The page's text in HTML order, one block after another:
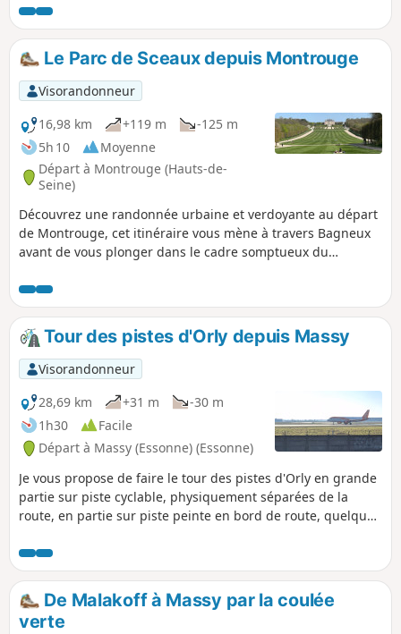
Le Parc de Sceaux depuis Montrouge
Visorandonneur
16,98 km
+119 m
-125 m
5h 10
Moyenne
Départ à Montrouge (Hauts-de-
Seine)
Découvrez une randonnée urbaine et verdoyante au départ
de Montrouge, cet itinéraire vous mène à travers Bagneux
avant de vous plonger dans le cadre somptueux du
dessinées par Le Nôtre. Pour le retour, laissez-vous guider
par le havre de paix de la Coulée Verte du Sud Parisien, un
ruban de nature préservé qui vous ramènera tout en
douceur à votre point de départ. Une boucle parfaite entre
ville, histoire et nature.
Tour des pistes d'Orly depuis Massy
Visorandonneur
28,69 km
+31 m
-30 m
1h30
Facile
Départ à Massy (Essonne) (Essonne)
Je vous propose de faire le tour des pistes d'Orly en grande
partie sur piste cyclable, physiquement séparées de la
route, en partie sur piste peinte en bord de route, quelques
des avions. Je fais ça le weekend, en alternative à la Coulée
Verte, trop encombrée.
De Malakoff à Massy par la coulée
verte